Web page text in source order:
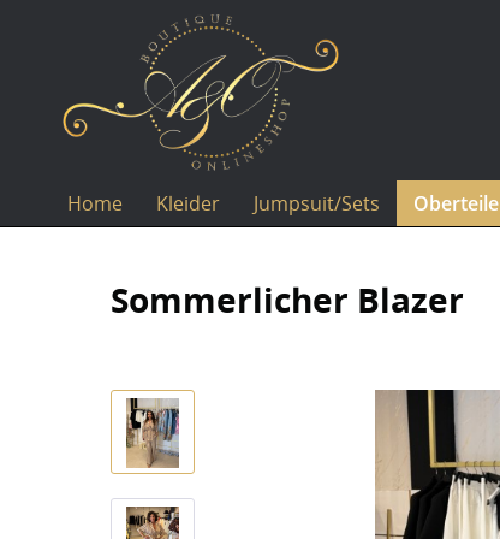
Home Kleider Jumpsuit/Sets Oberteile
Sommerlicher Blazer